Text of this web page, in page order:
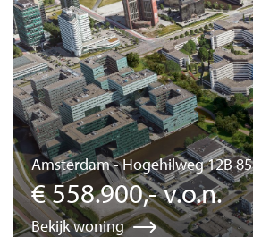
Amsterdam - Hogehilweg 12B 85
€ 558.900,- v.o.n.
Bekijk woning